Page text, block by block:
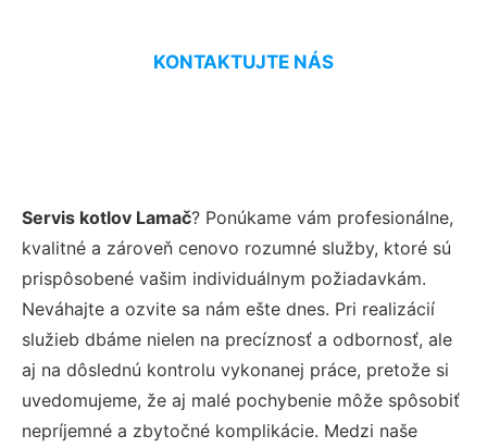
KONTAKTUJTE NÁS
Servis kotlov Lamač? Ponúkame vám profesionálne,
kvalitné a zároveň cenovo rozumné služby, ktoré sú
prispôsobené vašim individuálnym požiadavkám.
Neváhajte a ozvite sa nám ešte dnes. Pri realizácií
služieb dbáme nielen na precíznosť a odbornosť, ale
aj na dôslednú kontrolu vykonanej práce, pretože si
uvedomujeme, že aj malé pochybenie môže spôsobiť
nepríjemné a zbytočné komplikácie. Medzi naše